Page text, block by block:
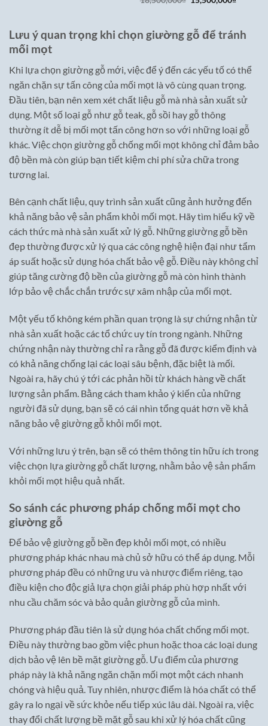
gốc
Lưu ý quan trọng khi chọn giường gỗ để tránh
mối mọt
Khi lựa chọn giường gỗ mới, việc để ý đến các yếu tố có thể
ngăn chặn sự tấn công của mối mọt là vô cùng quan trọng.
Đầu tiên, bạn nên xem xét chất liệu gỗ mà nhà sản xuất sử
dụng. Một số loại gỗ như gỗ teak, gỗ sồi hay gỗ thông
thường ít dễ bị mối mọt tấn công hơn so với những loại gỗ
khác. Việc chọn giường gỗ chống mối mọt không chỉ đảm bảo
độ bền mà còn giúp bạn tiết kiệm chi phí sửa chữa trong
tương lai.
Bên cạnh chất liệu, quy trình sản xuất cũng ảnh hưởng đến
khả năng bảo vệ sản phẩm khỏi mối mọt. Hãy tìm hiểu kỹ về
cách thức mà nhà sản xuất xử lý gỗ. Những giường gỗ bền
đẹp thường được xử lý qua các công nghệ hiện đại như tẩm
áp suất hoặc sử dụng hóa chất bảo vệ gỗ. Điều này không chỉ
giúp tăng cường độ bền của giường gỗ mà còn hình thành
lớp bảo vệ chắc chắn trước sự xâm nhập của mối mọt.
Một yếu tố không kém phần quan trọng là sự chứng nhận từ
nhà sản xuất hoặc các tổ chức uy tín trong ngành. Những
chứng nhận này thường chỉ ra rằng gỗ đã được kiểm định và
có khả năng chống lại các loại sâu bệnh, đặc biệt là mối.
Ngoài ra, hãy chú ý tới các phản hồi từ khách hàng về chất
lượng sản phẩm. Bằng cách tham khảo ý kiến của những
người đã sử dụng, bạn sẽ có cái nhìn tổng quát hơn về khả
năng bảo vệ giường gỗ khỏi mối mọt.
Với những lưu ý trên, bạn sẽ có thêm thông tin hữu ích trong
việc chọn lựa giường gỗ chất lượng, nhằm bảo vệ sản phẩm
khỏi mối mọt hiệu quả nhất.
So sánh các phương pháp chống mối mọt cho
giường gỗ
Để bảo vệ giường gỗ bền đẹp khỏi mối mọt, có nhiều
phương pháp khác nhau mà chủ sở hữu có thể áp dụng. Mỗi
phương pháp đều có những ưu và nhược điểm riêng, tạo
điều kiện cho độc giả lựa chọn giải pháp phù hợp nhất với
nhu cầu chăm sóc và bảo quản giường gỗ của mình.
Phương pháp đầu tiên là sử dụng hóa chất chống mối mọt.
Điều này thường bao gồm việc phun hoặc thoa các loại dung
dịch bảo vệ lên bề mặt giường gỗ. Ưu điểm của phương
pháp này là khả năng ngăn chặn mối mọt một cách nhanh
chóng và hiệu quả. Tuy nhiên, nhược điểm là hóa chất có thể
gây ra lo ngại về sức khỏe nếu tiếp xúc lâu dài. Ngoài ra, việc
thay đổi chất lượng bề mặt gỗ sau khi xử lý hóa chất cũng